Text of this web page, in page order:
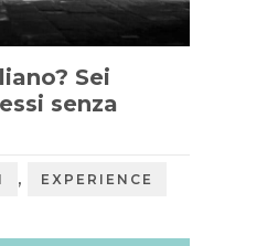
Sei
senza
, EXPERIENCE